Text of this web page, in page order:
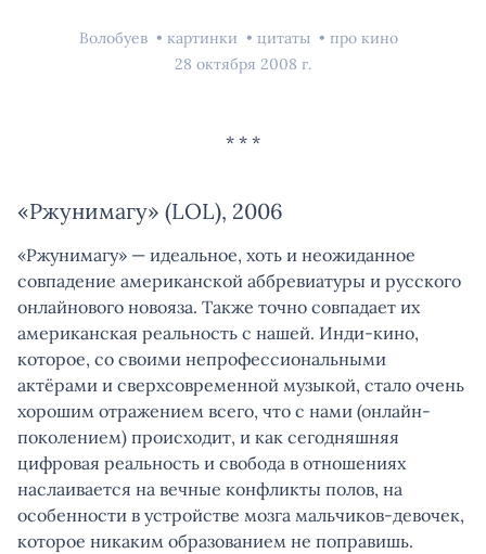
Волобуев картинки цитаты
про кино
28 октября 2008 г.
«Ржунимагу» (LOL), 2006
«Ржунимагу» — идеальное, хоть и неожиданное
совпадение американской аббревиатуры и русского
онлайнового новояза. Также точно совпадает их
американская реальность с нашей. Инди-кино,
которое, со своими непрофессиональными
актёрами и сверхсовременной музыкой, стало очень
хорошим отражением всего, что с нами (онлайн-
поколением) происходит, и как сегодняшняя
цифровая реальность и свобода в отношениях
наслаивается на вечные конфликты полов, на
особенности в устройстве мозга мальчиков-девочек,
которое никаким образованием не поправишь.